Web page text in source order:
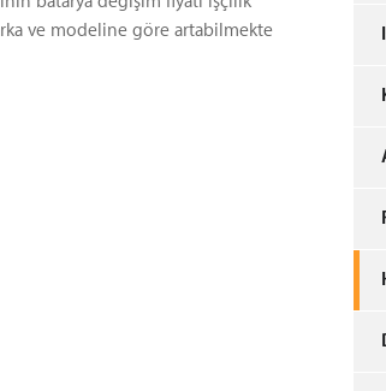
ve modeline göre artabilmekte